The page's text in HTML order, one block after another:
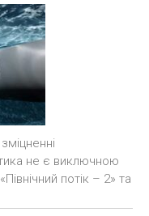
не є виключною
потік – 2» та